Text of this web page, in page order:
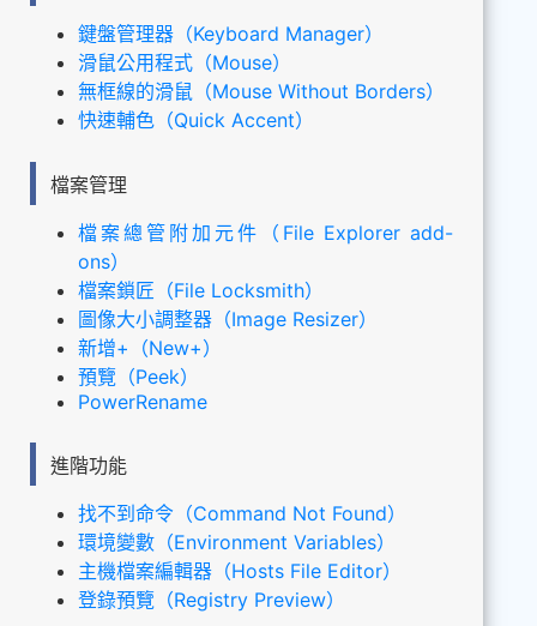
鍵盤管理器（Keyboard Manager）
滑鼠公用程式（Mouse）
無框線的滑鼠（Mouse Without Borders）
快速輔色（Quick Accent）
檔案管理
檔案總管附加元件（File Explorer add-
ons）
檔案鎖匠（File Locksmith）
圖像大小調整器（Image Resizer）
新增+（New+）
預覽（Peek）
PowerRename
進階功能
找不到命令（Command Not Found）
環境變數（Environment Variables）
主機檔案編輯器（Hosts File Editor）
登錄預覽（Registry Preview）